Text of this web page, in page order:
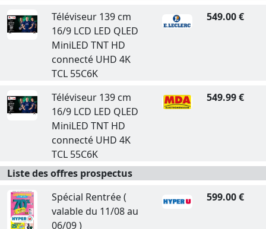
Téléviseur 139 cm
16/9 LCD LED QLED
MiniLED TNT HD
connecté UHD 4K
TCL 55C6K
549.00 €
Téléviseur 139 cm
16/9 LCD LED QLED
MiniLED TNT HD
connecté UHD 4K
TCL 55C6K
549.99 €
Liste des offres prospectus
Spécial Rentrée (
valable du 11/08 au
06/09 )
599.00 €